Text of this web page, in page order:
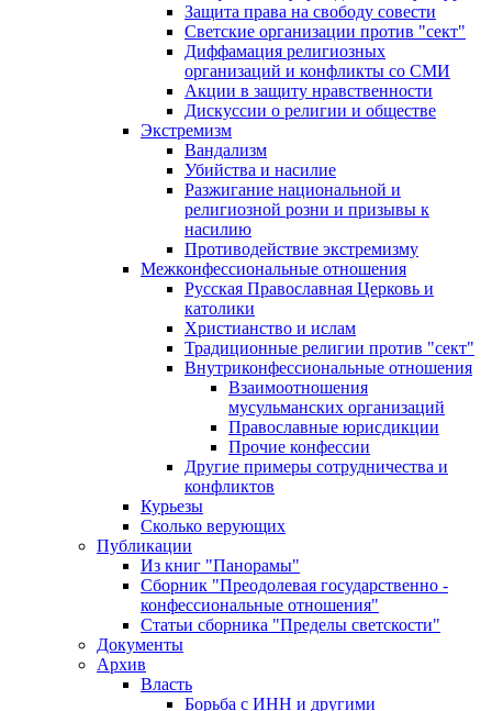
Защита права на свободу совести
Светские организации против "сект"
Диффамация религиозных
организаций и конфликты со СМИ
Акции в защиту нравственности
Дискуссии о религии и обществе
Экстремизм
Вандализм
Убийства и насилие
Разжигание национальной и
религиозной розни и призывы к
насилию
Противодействие экстремизму
Межконфессиональные отношения
Русская Православная Церковь и
католики
Христианство и ислам
Традиционные религии против "сект"
Внутриконфессиональные отношения
Взаимоотношения
мусульманских организаций
Православные юрисдикции
Прочие конфессии
Другие примеры сотрудничества и
конфликтов
Курьезы
Сколько верующих
Публикации
Из книг "Панорамы"
Сборник "Преодолевая государственно -
конфессиональные отношения"
Статьи сборника "Пределы светскости"
Документы
Архив
Власть
Борьба с ИНН и другими